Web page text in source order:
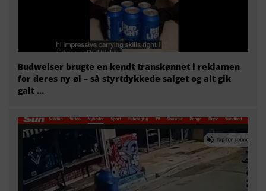
Budweiser brugte en kendt transkønnet i reklamen
for deres ny øl – så styrtdykkede salget og alt gik
galt …